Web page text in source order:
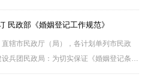
，结合本市实际，制定本指导意见。一、
新时代中国特色社会主义思想为指···
民政部《婚姻登记工作规范》
辖市民政厅（局），各计划单列市民政
兵团民政局：为切实保证《婚姻登记条
步规范婚姻登记工作，我部修订了《婚姻